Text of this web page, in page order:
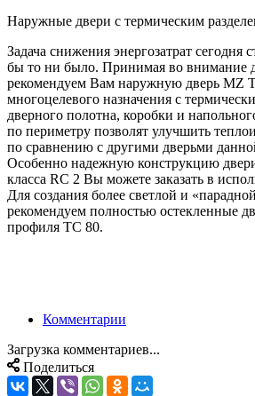
Наружные двери с термическим
Задача снижения энергозатрат сегодня
бы то ни было. Принимая во внимание
рекомендуем Вам наружную дверь MZ
многоцелевого назначения с
дверного полотна, коробки и
по периметру позволят улучшить
по сравнению с другими дверьми
Особенно надежную конструкцию
класса RC 2 Вы можете заказать в
Для создания более светлой и
рекомендуем полностью остекленные
профиля TC 80.
Комментарии
Загрузка комментариев...
Поделиться